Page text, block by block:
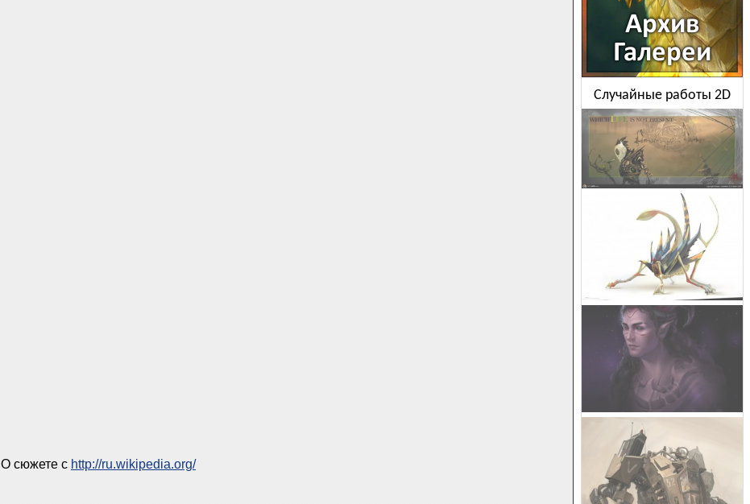
О сюжете c http://ru.wikipedia.org/
Случайные работы 2D